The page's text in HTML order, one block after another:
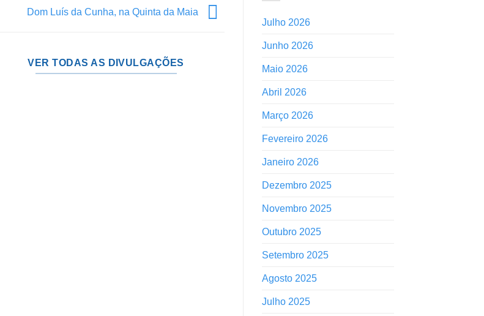
Dom Luís da Cunha, na Quinta da Maia
VER TODAS AS DIVULGAÇÕES
Julho 2026
Junho 2026
Maio 2026
Abril 2026
Março 2026
Fevereiro 2026
Janeiro 2026
Dezembro 2025
Novembro 2025
Outubro 2025
Setembro 2025
Agosto 2025
Julho 2025